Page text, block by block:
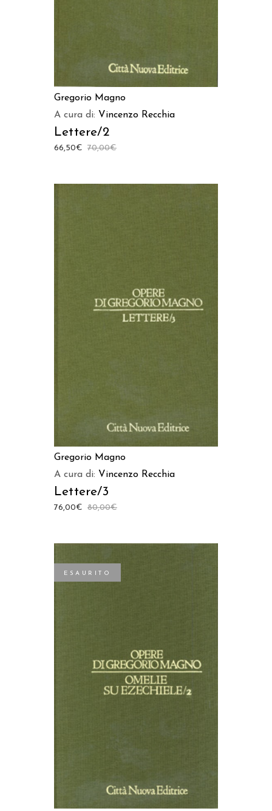
Gregorio Magno
A cura di: Vincenzo Recchia
Lettere/2
70,00€
66,50€
AGGIUNGI AL CARRELLO
Gregorio Magno
A cura di: Vincenzo Recchia
Lettere/3
80,00€
76,00€
ESAURITO
LEGGI TUTTO